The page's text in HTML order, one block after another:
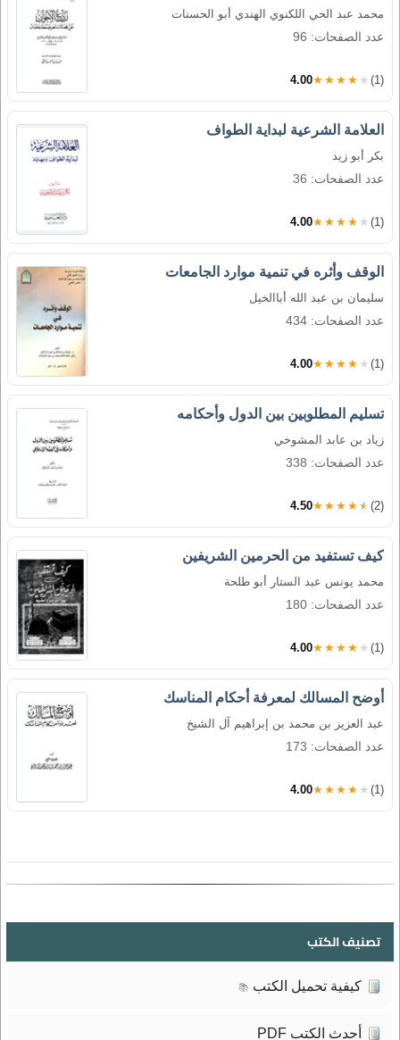
محمد عبد الحي اللكنوي الهندي أبو الحسنات
عدد الصفحات: 96
4.00★★★★★ (1)
العلامة الشرعية لبداية الطواف
بكر أبو زيد
عدد الصفحات: 36
4.00★★★★★ (1)
الوقف وأثره في تنمية موارد الجامعات
سليمان بن عبد الله أباالخيل
عدد الصفحات: 434
4.00★★★★★ (1)
تسليم المطلوبين بين الدول وأحكامه
زياد بن عابد المشوخي
عدد الصفحات: 338
4.50★★★★★ (2)
كيف تستفيد من الحرمين الشريفين
محمد يونس عبد الستار أبو طلحة
عدد الصفحات: 180
4.00★★★★★ (1)
أوضح المسالك لمعرفة أحكام المناسك
عبد العزيز بن محمد بن إبراهيم آل الشيخ
عدد الصفحات: 173
4.00★★★★★ (1)
تصنيف الكتب
كيفية تحميل الكتب 📚
أحدث الكتب PDF